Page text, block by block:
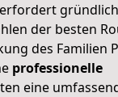
der besten
des Familien
professionelle
eine